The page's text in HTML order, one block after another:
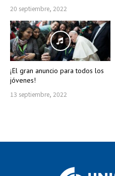
20 septiembre, 2022
¡El gran anuncio para todos los
jóvenes!
13 septiembre, 2022